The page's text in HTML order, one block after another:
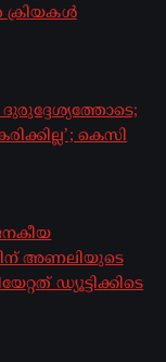
ക്രിയകൾ
കെസി
അണലിയുടെ
ഡ്യൂട്ടിക്കിടെ